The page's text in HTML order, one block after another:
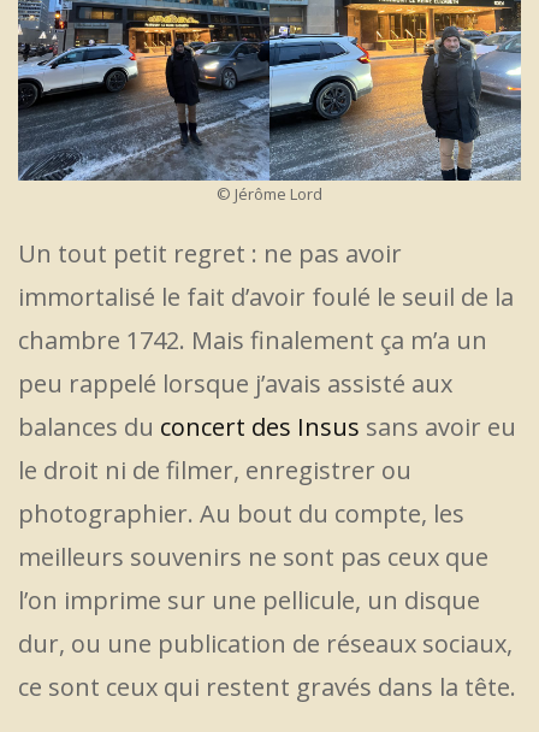
© Jérôme Lord
Un tout petit regret : ne pas avoir
immortalisé le fait d’avoir foulé le seuil de la
chambre 1742. Mais finalement ça m’a un
peu rappelé lorsque j’avais assisté aux
balances du concert des Insus sans avoir eu
le droit ni de filmer, enregistrer ou
photographier. Au bout du compte, les
meilleurs souvenirs ne sont pas ceux que
l’on imprime sur une pellicule, un disque
dur, ou une publication de réseaux sociaux,
ce sont ceux qui restent gravés dans la tête.